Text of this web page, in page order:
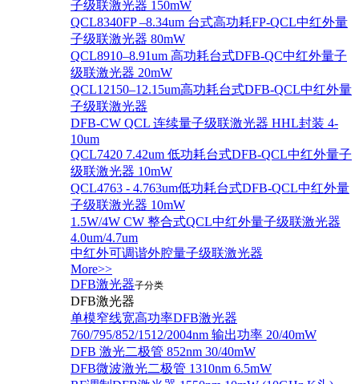
子级联激光器 150mW
QCL8340FP –8.34um 台式高功耗FP-QCL中红外量
子级联激光器 80mW
QCL8910–8.91um 高功耗台式DFB-QC中红外量子
级联激光器 20mW
QCL12150–12.15um高功耗台式DFB-QCL中红外量
子级联激光器
DFB-CW QCL 连续量子级联激光器 HHL封装 4-
10um
QCL7420 7.42um 低功耗台式DFB-QCL中红外量子
级联激光器 10mW
QCL4763 - 4.763um低功耗台式DFB-QCL中红外量
子级联激光器 10mW
1.5W/4W CW 整合式QCL中红外量子级联激光器
4.0um/4.7um
中红外可调谐外腔量子级联激光器
More>>
DFB激光器子分类
DFB激光器
单模窄线宽高功率DFB激光器
760/795/852/1512/2004nm 输出功率 20/40mW
DFB 激光二极管 852nm 30/40mW
DFB微波激光二极管 1310nm 6.5mW